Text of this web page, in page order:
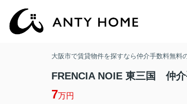
大阪市で賃貸物件を探すなら仲介手数料無料
FRENCIA NOIE 東三国 仲
7万円